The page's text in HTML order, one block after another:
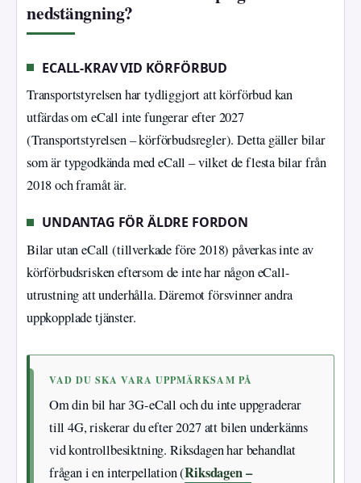
nedstängning?
ECALL-KRAV VID KÖRFÖRBUD
Transportstyrelsen har tydliggjort att körförbud kan
utfärdas om eCall inte fungerar efter 2027
(Transportstyrelsen – körförbudsregler). Detta gäller bilar
som är typgodkända med eCall – vilket de flesta bilar från
2018 och framåt är.
UNDANTAG FÖR ÄLDRE FORDON
Bilar utan eCall (tillverkade före 2018) påverkas inte av
körförbudsrisken eftersom de inte har någon eCall-
utrustning att underhålla. Däremot försvinner andra
uppkopplade tjänster.
VAD DU SKA VARA UPPMÄRKSAM PÅ
Om din bil har 3G-eCall och du inte uppgraderar
till 4G, riskerar du efter 2027 att bilen underkänns
vid kontrollbesiktning. Riksdagen har behandlat
frågan i en interpellation (Riksdagen –